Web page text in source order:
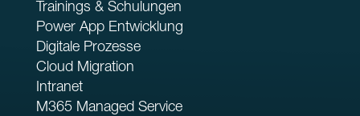
Trainings & Schulungen
Power App Entwicklung
Digitale Prozesse
Cloud Migration
Intranet
M365 Managed Service